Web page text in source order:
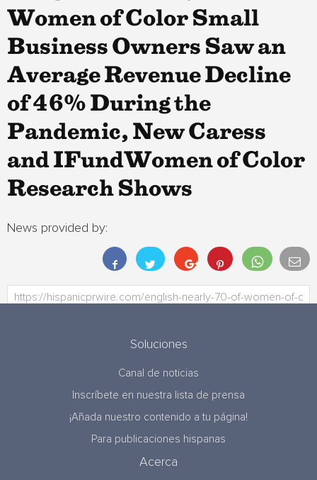
Women of Color Small
Business Owners Saw an
Average Revenue Decline
of 46% During the
Pandemic, New Caress
and IFundWomen of Color
Research Shows
News provided by:
Soluciones
Canal de noticias
Inscríbete en nuestra lista de prensa
¡Añada nuestro contenido a tu página!
Para publicaciones hispanas
Acerca